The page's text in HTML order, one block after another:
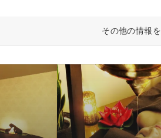
その他の情報